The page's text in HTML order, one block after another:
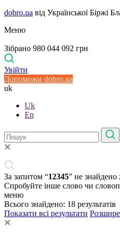
dobro.ua від Української Біржі
Меню
Зібрано 980 044 092 грн
Увійти
Допоможи dobro.ua
uk
Uk
En
За запитом “12345” не знайдено
Спробуйте інше слово чи
меню
Всього знайдено: 18 результатів
Показати всі результати